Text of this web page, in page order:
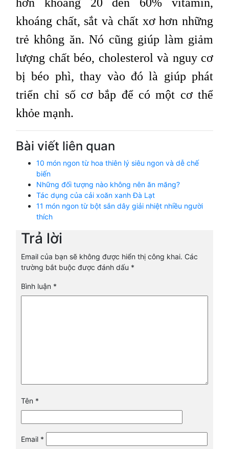
khoáng chất, sắt và chất xơ hơn những
trẻ không ăn. Nó cũng giúp làm giảm
lượng chất béo, cholesterol và nguy cơ
bị béo phì, thay vào đó là giúp phát
triển chỉ số cơ bắp để có một cơ thể
khỏe mạnh.
Bài viết liên quan
10 món ngon từ hoa thiên lý siêu ngon và dễ chế
biến
Những đối tượng nào không nên ăn măng?
Tác dụng của cải xoăn xanh Đà Lạt
11 món ngon từ bột sắn dây giải nhiệt nhiều người
thích
Trả lời
Email của bạn sẽ không được hiển thị công khai. Các
trường bắt buộc được đánh dấu *
Bình luận *
Tên *
Email *